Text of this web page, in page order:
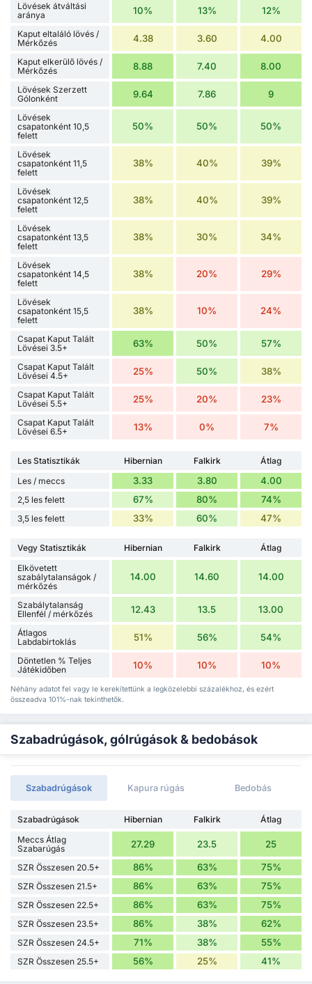
Lövések átváltási
aránya
10% 13% 12%
Kaput eltaláló lövés /
Mérkőzés
4.38 3.60 4.00
Kaput elkerülő lövés /
Mérkőzés
8.88 7.40 8.00
Lövések Szerzett
Gólonként
9.64 7.86 9
Lövések
csapatonként 10,5
felett
50% 50% 50%
Lövések
csapatonként 11,5
felett
38% 40% 39%
Lövések
csapatonként 12,5
felett
38% 40% 39%
Lövések
csapatonként 13,5
felett
38% 30% 34%
Lövések
csapatonként 14,5
felett
38% 20% 29%
Lövések
csapatonként 15,5
felett
38% 10% 24%
Csapat Kaput Talált
Lövései 3.5+
63% 50% 57%
Csapat Kaput Talált
Lövései 4.5+
25% 50% 38%
Csapat Kaput Talált
Lövései 5.5+
25% 20% 23%
Csapat Kaput Talált
Lövései 6.5+
13% 0% 7%
Les Statisztikák Hibernian Falkirk
Átlag
Les / meccs
3.33 3.80 4.00
2,5 les felett 67% 80% 74%
3,5 les felett 33% 60% 47%
Vegy Statisztikák Hibernian Falkirk
Átlag
Elkövetett
szabálytalanságok /
mérkőzés
14.00 14.60 14.00
Szabálytalanság
Ellenfél / mérkőzés
12.43 13.5 13.00
Átlagos
Labdabirtoklás
51% 56% 54%
Döntetlen % Teljes
Játékidőben
10% 10% 10%
Néhány adatot fel vagy le kerekítettünk a legközelebbi százalékhoz, és ezért
összeadva 101%-nak tekinthetők.
Szabadrúgások, gólrúgások & bedobások
Szabadrúgások Kapura rúgás Bedobás
Szabadrúgások Hibernian Falkirk
Átlag
Meccs Átlag
Szabarúgás
27.29 23.5 25
SZR Összesen 20.5+ 86% 63% 75%
SZR Összesen 21.5+ 86% 63% 75%
SZR Összesen 22.5+ 86% 63% 75%
SZR Összesen 23.5+ 86% 38% 62%
SZR Összesen 24.5+ 71% 38% 55%
SZR Összesen 25.5+ 56% 25% 41%